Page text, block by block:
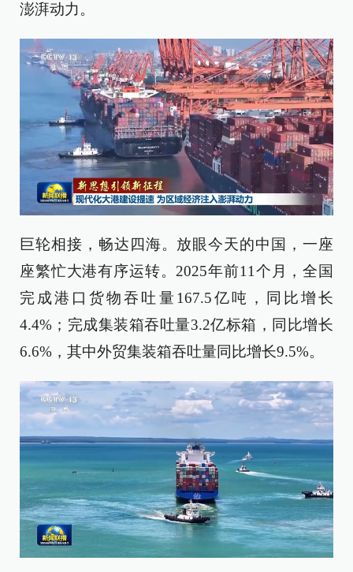
澎湃动力。
巨轮相接，畅达四海。放眼今天的中国，一座
座繁忙大港有序运转。2025年前11个月，全国
完成港口货物吞吐量167.5亿吨，同比增长
4.4%；完成集装箱吞吐量3.2亿标箱，同比增长
6.6%，其中外贸集装箱吞吐量同比增长9.5%。